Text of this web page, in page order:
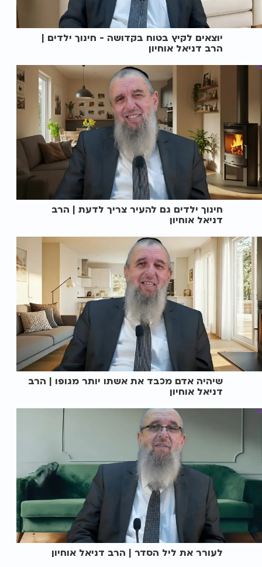
יוצאים לקיץ בטוח בקדושה - חינוך ילדים |
הרב דניאל אוחיון
חינוך ילדים גם להעיר צריך לדעת | הרב
דניאל אוחיון
שיהיה אדם מכבד את אשתו יותר מגופו | הרב
דניאל אוחיון
לעורר את ליל הסדר | הרב דניאל אוחיון